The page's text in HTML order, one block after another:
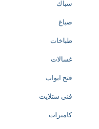
سباك
صباغ
طباخات
غسالات
فتح ابواب
فني ستلايت
كاميرات